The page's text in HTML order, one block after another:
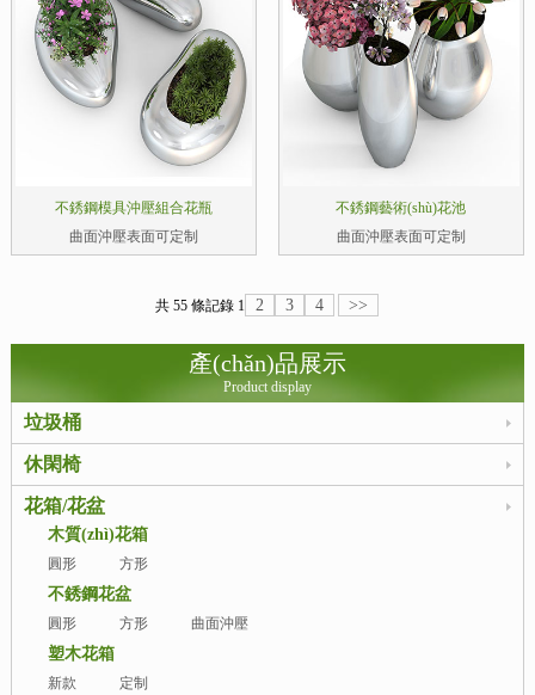
產(chǎn)品展示
Product display
垃圾桶
休閑椅
花箱/花盆
木質(zhì)花箱
圓形 方形
不銹鋼花盆
圓形 方形 曲面沖壓
塑木花箱
新款 定制
不銹鋼模具沖壓組合花瓶
曲面沖壓表面可定制
不銹鋼藝術(shù)花池
曲面沖壓表面可定制
共 55 條記錄 1 2 3 4 >>